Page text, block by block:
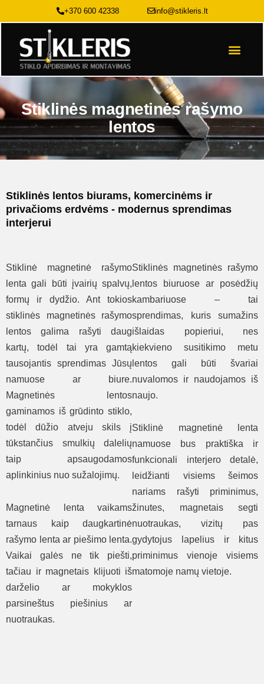
prie
turinio
+370 600 42338 info@stikleris.lt
Stiklinės magnetinės rašymo
lentos
Stiklinės lentos biurams, komercinėms ir
privačioms erdvėms - modernus sprendimas
interjerui
Stiklinė magnetinė rašymo
lenta gali būti įvairių spalvų,
formų ir dydžio. Ant tokios
stiklinės magnetinės rašymo
lentos galima rašyti daug
kartų, todėl tai yra gamtą
tausojantis sprendimas Jūsų
namuose ar biure.
Magnetinės lentos
gaminamos iš grūdinto stiklo,
todėl dūžio atveju skils į
tūkstančius smulkių dalelių
taip apsaugodamos
aplinkinius nuo sužalojimų.
Magnetinė lenta vaikams
tarnaus kaip daugkartinė
rašymo lenta ar piešimo lenta.
Vaikai galės ne tik piešti,
tačiau ir magnetais klijuoti iš
darželio ar mokyklos
parsineštus piešinius ar
nuotraukas.
Stiklinės magnetinės rašymo
lentos biuruose ar posėdžių
kambariuose – tai
sprendimas, kuris sumažins
išlaidas popieriui, nes
kiekvieno susitikimo metu
lentos gali būti švariai
nuvalomos ir naudojamos iš
naujo.
Stiklinė magnetinė lenta
namuose bus praktiška ir
funkcionali interjero detalė,
leidžianti visiems šeimos
nariams rašyti priminimus,
žinutes, magnetais segti
nuotraukas, vizitų pas
gydytojus lapelius ir kitus
priminimus vienoje visiems
matomoje namų vietoje.